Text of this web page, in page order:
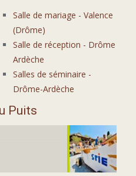
Salle de mariage - Valence
(Drôme)
Salle de réception - Drôme
Ardèche
Salles de séminaire -
Drôme-Ardèche
Puits